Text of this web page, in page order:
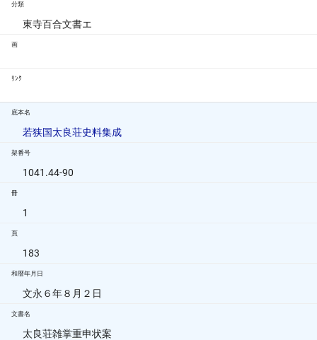
分類
東寺百合文書エ
画
ﾘﾝｸ
底本名
若狭国太良荘史料集成
架番号
1041.44-90
冊
1
頁
183
和暦年月日
文永６年８月２日
文書名
太良荘雑掌重申状案